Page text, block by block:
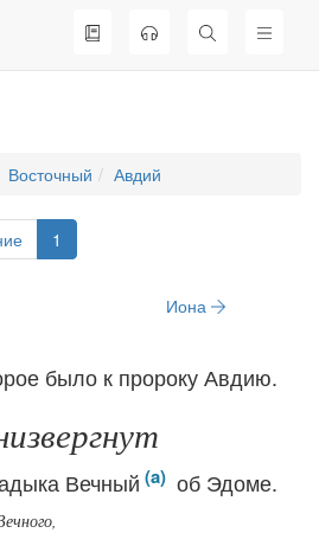
Восточный Авдий
1
Иона
было к пророку Авдию.
Вечный об Эдоме.